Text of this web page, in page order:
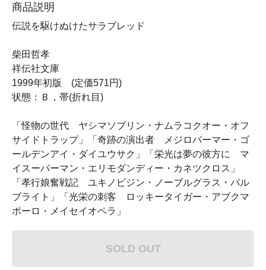
商品説明
伝説を駆けぬけたサラブレッド
柴田哲孝
祥伝社文庫
1999年初版 (定価571円)
状態：Ｂ，帯(折れ目)
「怪物の世代 ヤシマソブリン・ナムラコクオー・オフ
サイドトラップ」「奇跡の演出者 メジロパーマー・ゴ
ールデンアイ・ダイユウサク」「栄光は夢の彼方に マ
イスーパーマン・エリモダンディー・カネツクロス」
「孝行娘奮戦記 ユキノビジン・ノーブルグラス・パル
ブライト」「光栄の刺客 ロッキータイガー・アブクマ
ポーロ・メイセイオペラ」
SOLD OUT